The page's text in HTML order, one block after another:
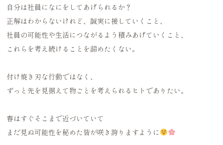
自分は社員になにをしてあげられるか？
正解はわからないけれど、誠実に接していくこと、
社員の可能性や生活につながるよう積みあげていくこと、
これらを考え続けることを諦めたくない。
付け焼き刃な行動ではなく、
ずっと先を見据えて物ごとを考えられるヒトでありたい。
春はすぐそこまで近づいていて
まだ見ぬ可能性を秘めた皆が咲き誇りますように